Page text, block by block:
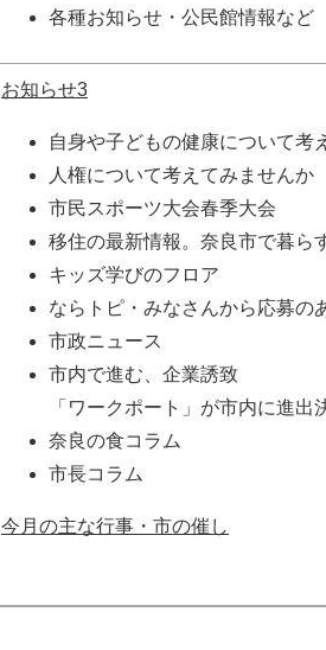
各種お知らせ・公民館情報など
お知らせ3
自身や子どもの健康について考
人権について考えてみませんか
市民スポーツ大会春季大会
移住の最新情報。奈良市で暮ら
キッズ学びのフロア
ならトピ・みなさんから応募の
市政ニュース
市内で進む、企業誘致
「ワークポート」が市内に進出
奈良の食コラム
市長コラム
今月の主な行事・市の催し